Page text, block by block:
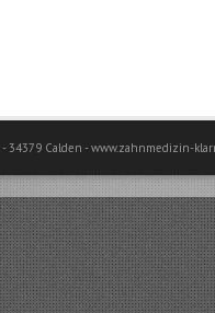
34379 Calden - www.zahnmedizin-